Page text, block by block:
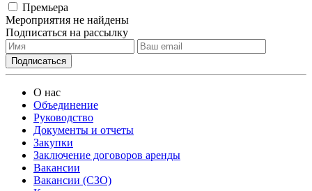
Премьера
Мероприятия не найдены
Подписаться на рассылку
О нас
Объединение
Руководство
Документы и отчеты
Закупки
Заключение договоров аренды
Вакансии
Вакансии (СЗО)